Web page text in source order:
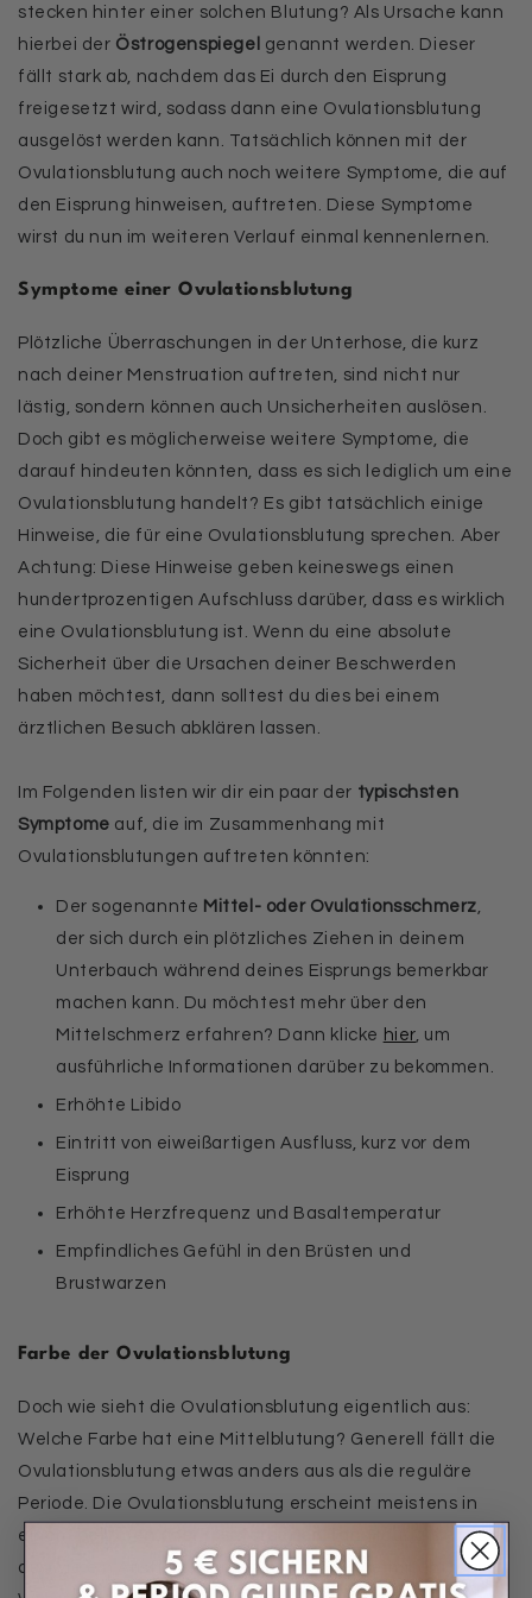
stecken hinter einer solchen Blutung? Als Ursache kann
hierbei der Östrogenspiegel genannt werden. Dieser
fällt stark ab, nachdem das Ei durch den Eisprung
freigesetzt wird, sodass dann eine Ovulationsblutung
ausgelöst werden kann. Tatsächlich können mit der
Ovulationsblutung auch noch weitere Symptome, die auf
den Eisprung hinweisen, auftreten. Diese Symptome
wirst du nun im weiteren Verlauf einmal kennenlernen.
Symptome einer Ovulationsblutung
Plötzliche Überraschungen in der Unterhose, die kurz
nach deiner Menstruation auftreten, sind nicht nur
lästig, sondern können auch Unsicherheiten auslösen.
Doch gibt es möglicherweise weitere Symptome, die
darauf hindeuten könnten, dass es sich lediglich um eine
Ovulationsblutung handelt? Es gibt tatsächlich einige
Hinweise, die für eine Ovulationsblutung sprechen. Aber
Achtung: Diese Hinweise geben keineswegs einen
hundertprozentigen Aufschluss darüber, dass es wirklich
eine Ovulationsblutung ist. Wenn du eine absolute
Sicherheit über die Ursachen deiner Beschwerden
haben möchtest, dann solltest du dies bei einem
ärztlichen Besuch abklären lassen.
Im Folgenden listen wir dir ein paar der typischsten
Symptome auf, die im Zusammenhang mit
Ovulationsblutungen auftreten könnten:
Der sogenannte Mittel- oder Ovulationsschmerz,
der sich durch ein plötzliches Ziehen in deinem
Unterbauch während deines Eisprungs bemerkbar
machen kann. Du möchtest mehr über den
Mittelschmerz erfahren? Dann klicke hier, um
ausführliche Informationen darüber zu bekommen.
Erhöhte Libido
Eintritt von eiweißartigen Ausfluss, kurz vor dem
Eisprung
Erhöhte Herzfrequenz und Basaltemperatur
Empfindliches Gefühl in den Brüsten und
Brustwarzen
Farbe der Ovulationsblutung
Doch wie sieht die Ovulationsblutung eigentlich aus:
Welche Farbe hat eine Mittelblutung? Generell fällt die
Ovulationsblutung etwas anders aus als die reguläre
Periode. Die Ovulationsblutung erscheint meistens in
einem
. Häufig sieht sie
aus wie ein Ausfluss, der mit etwas Blut vermischt ist.